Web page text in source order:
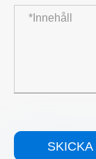
SKICKA